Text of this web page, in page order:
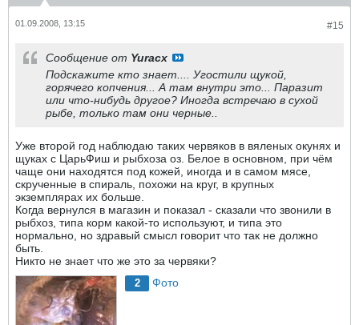
#15
01.09.2008, 13:15
Сообщение от Yuracx
Подскажите кто знает.... Угостили щукой,
горячего копчения... А там внутри это... Паразит
или что-нибудь другое? Иногда встречаю в сухой
рыбе, только там они черные..
Уже второй год наблюдаю таких червяков в вяленых окунях и
щуках с ЦарьФиш и рыбхоза оз. Белое в основном, при чём
чаще они находятся под кожей, иногда и в самом мясе,
скрученные в спираль, похожи на круг, в крупных
экземплярах их больше.
Когда вернулся в магазин и показал - сказали что звонили в
рыбхоз, типа корм какой-то используют, и типа это
нормально, но здравый смысл говорит что так не должно
быть.
Никто не знает что же это за червяки?
2 Фото